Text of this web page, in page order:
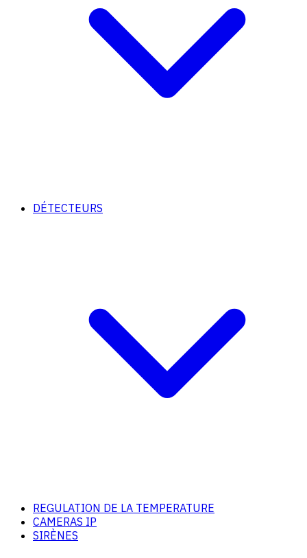
DÉTECTEURS
REGULATION DE LA TEMPERATURE
CAMERAS IP
SIRÈNES